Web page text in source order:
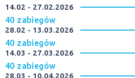
14.02 - 27.02.2026
40 zabiegów
28.02 - 13.03.2026
40 zabiegów
14.03 - 27.03.2026
40 zabiegów
28.03 - 10.04.2026